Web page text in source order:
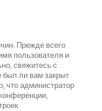
Прежде всего
пользователя и
свяжитесь с
был ли вам закрыт
что администратор